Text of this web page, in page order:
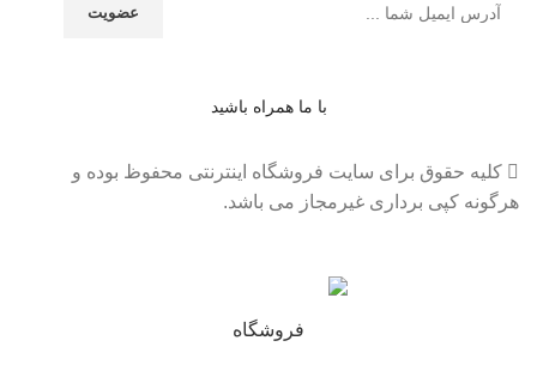
با ما همراه باشید
کلیه حقوق برای سایت فروشگاه اینترنتی محفوظ بوده و
هرگونه کپی برداری غیرمجاز می باشد.
فروشگاه